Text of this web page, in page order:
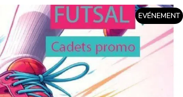
EVÉNEMENT